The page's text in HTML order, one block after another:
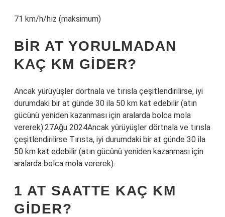
71 km/h/hız (maksimum)
BIR AT YORULMADAN
KAÇ KM GIDER?
Ancak yürüyüşler dörtnala ve tırısla çeşitlendirilirse, iyi
durumdaki bir at günde 30 ila 50 km kat edebilir (atın
gücünü yeniden kazanması için aralarda bolca mola
vererek).27Ağu 2024Ancak yürüyüşler dörtnala ve tırısla
çeşitlendirilirse Tırısta, iyi durumdaki bir at günde 30 ila
50 km kat edebilir (atın gücünü yeniden kazanması için
aralarda bolca mola vererek).
1 AT SAATTE KAÇ KM
GIDER?